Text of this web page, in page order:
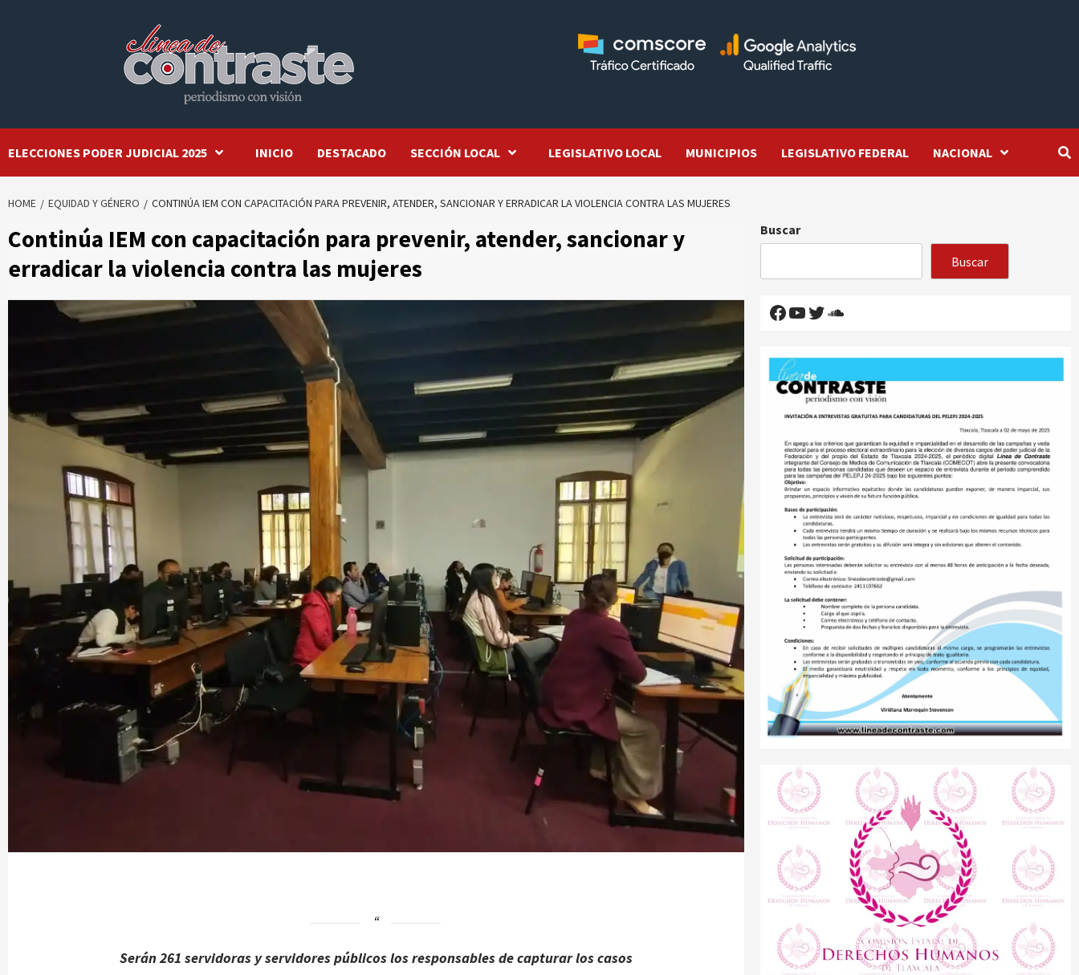
ELECCIONES PODER JUDICIAL 2025 INICIO DESTACADO SECCIÓN LOCAL LEGISLATIVO LOCAL MUNICIPIOS LEGISLATIVO FEDERAL NACIONAL
HOME EQUIDAD Y GÉNERO CONTINÚA IEM CON CAPACITACIÓN PARA PREVENIR, ATENDER, SANCIONAR Y ERRADICAR LA VIOLENCIA CONTRA LAS MUJERES
Continúa IEM con capacitación para prevenir, atender, sancionar y
erradicar la violencia contra las mujeres
Serán 261 servidoras y servidores públicos los responsables de capturar los casos
Buscar
Buscar
Facebook
YouTube
Twitter
SoundCloud